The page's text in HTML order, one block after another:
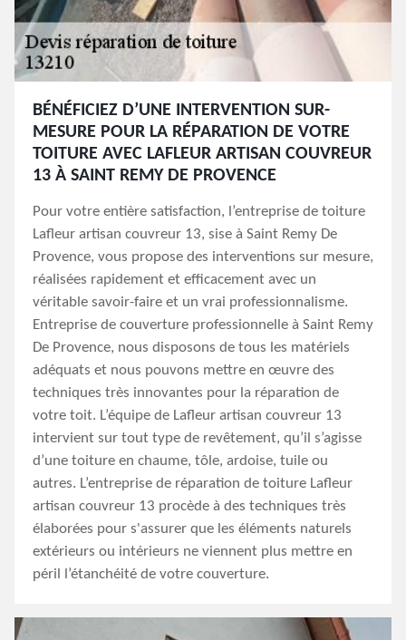
BÉNÉFICIEZ D’UNE INTERVENTION SUR-
MESURE POUR LA RÉPARATION DE VOTRE
TOITURE AVEC LAFLEUR ARTISAN COUVREUR
13 À SAINT REMY DE PROVENCE
Pour votre entière satisfaction, l’entreprise de toiture
Lafleur artisan couvreur 13, sise à Saint Remy De
Provence, vous propose des interventions sur mesure,
réalisées rapidement et efficacement avec un
véritable savoir-faire et un vrai professionnalisme.
Entreprise de couverture professionnelle à Saint Remy
De Provence, nous disposons de tous les matériels
adéquats et nous pouvons mettre en œuvre des
techniques très innovantes pour la réparation de
votre toit. L’équipe de Lafleur artisan couvreur 13
intervient sur tout type de revêtement, qu’il s’agisse
d’une toiture en chaume, tôle, ardoise, tuile ou
autres. L’entreprise de réparation de toiture Lafleur
artisan couvreur 13 procède à des techniques très
élaborées pour s'assurer que les éléments naturels
extérieurs ou intérieurs ne viennent plus mettre en
péril l’étanchéité de votre couverture.